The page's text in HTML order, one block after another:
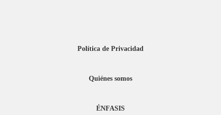
Política de Privacidad
Quiénes somos
ÉNFASIS